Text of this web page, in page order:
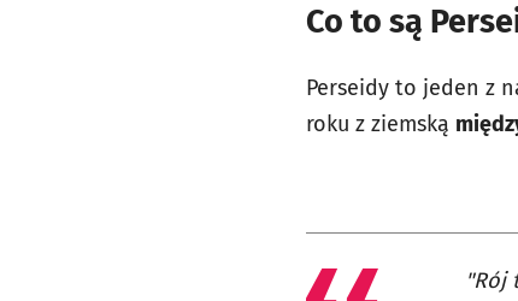
Co to są
Perseidy to jeden z
roku z ziemską
"Rój